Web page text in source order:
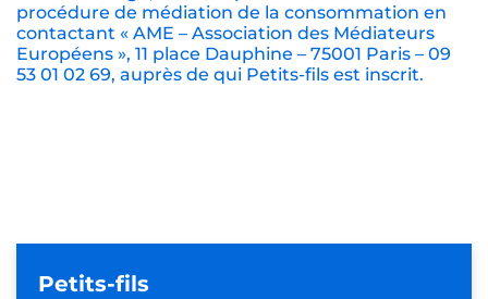
procédure de médiation de la consommation en
contactant « AME – Association des Médiateurs
Européens », 11 place Dauphine – 75001 Paris – 09
53 01 02 69, auprès de qui Petits-fils est inscrit.
Petits-fils